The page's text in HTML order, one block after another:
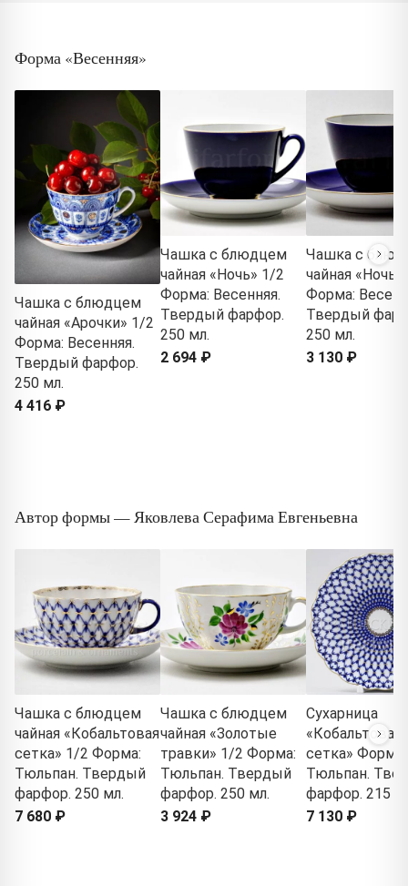
Форма «Весенняя»
Чашка с блюдцем
чайная «Арочки» 1/2
Форма: Весенняя.
Твердый фарфор.
250 мл.
4 416 ₽
Чашка с блюдцем
чайная «Ночь» 1/2
Форма: Весенняя.
Твердый фарфор.
250 мл.
2 694 ₽
Чашка с
чайная
Форма:
Твердый
250 мл.
3 130 ₽
Автор формы — Яковлева Серафима Евгеньевна
Чашка с блюдцем
чайная «Кобальтовая
сетка» 1/2 Форма:
Тюльпан. Твердый
фарфор. 250 мл.
7 680 ₽
Чашка с блюдцем
чайная «Золотые
травки» 1/2 Форма:
Тюльпан. Твердый
фарфор. 250 мл.
3 924 ₽
Сухарница
«Кобальтовая
сетка» Форма:
Тюльпан.
фарфор. 215
7 130 ₽